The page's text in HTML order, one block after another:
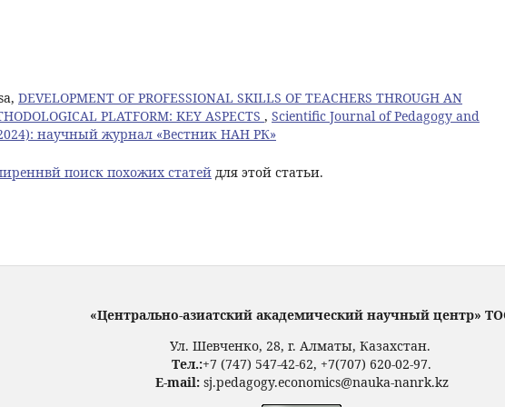
DEVELOPMENT OF PROFESSIONAL SKILLS OF TEACHERS THROUGH AN
PLATFORM: KEY ASPECTS , Scientific Journal of Pedagogy and
научный журнал «Вестник НАН РК»
поиск похожих статей для этой статьи.
«Центрально-азиатский академический научный центр»
Ул. Шевченко, 28, г. Алматы, Казахстан.
Тел.:+7 (747) 547-42-62, +7(707) 620-02-97.
E-mail:sj.pedagogy.economics@nauka-nanrk.kz